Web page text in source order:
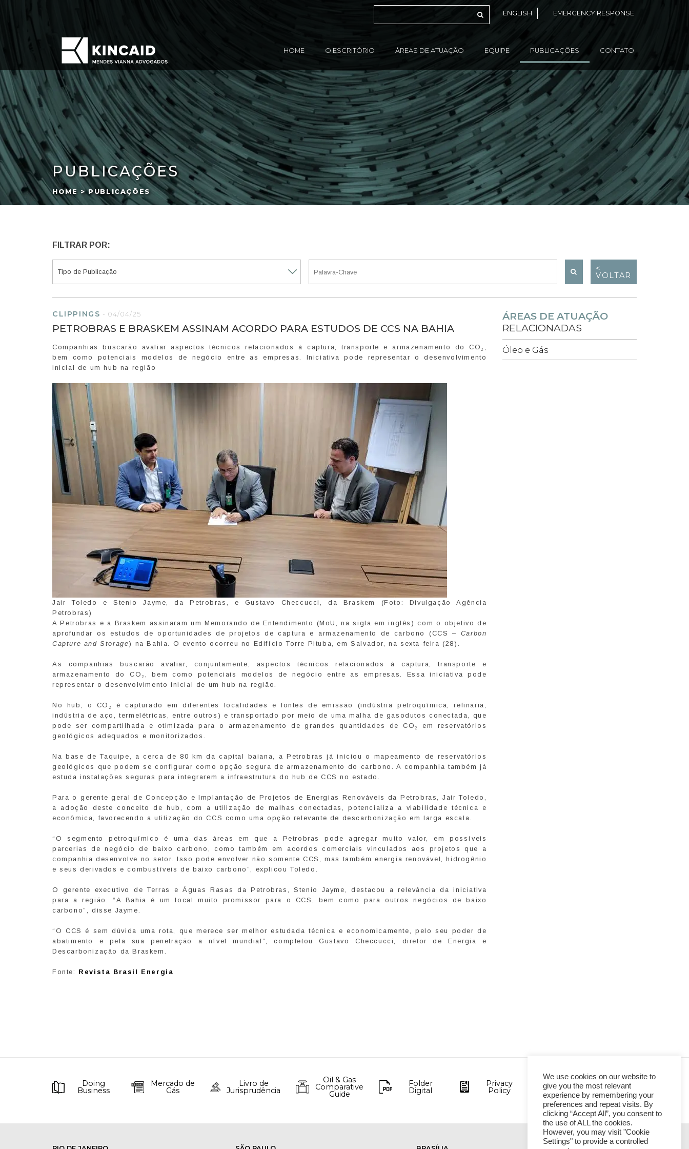
ENGLISH EMERGENCY RESPONSE
HOME O ESCRITÓRIO ÁREAS DE ATUAÇÃO EQUIPE PUBLICAÇÕES CONTATO
PUBLICAÇÕES
HOME > PUBLICAÇÕES
FILTRAR POR:
<
VOLTAR
CLIPPINGS -04/04/25
PETROBRAS E BRASKEM ASSINAM ACORDO PARA ESTUDOS DE CCS NA BAHIA
Companhias buscarão avaliar aspectos técnicos relacionados à captura, transporte e armazenamento do CO₂,
bem como potenciais modelos de negócio entre as empresas. Iniciativa pode representar o desenvolvimento
inicial de um hub na região
Jair Toledo e Stenio Jayme, da Petrobras, e Gustavo Checcucci, da Braskem (Foto: Divulgação Agência
Petrobras)
A Petrobras e a Braskem assinaram um Memorando de Entendimento (MoU, na sigla em inglês) com o objetivo de
aprofundar os estudos de oportunidades de projetos de captura e armazenamento de carbono (CCS – Carbon
Capture and Storage) na Bahia. O evento ocorreu no Edifício Torre Pituba, em Salvador, na sexta-feira (28).
As companhias buscarão avaliar, conjuntamente, aspectos técnicos relacionados à captura, transporte e
armazenamento do CO₂, bem como potenciais modelos de negócio entre as empresas. Essa iniciativa pode
representar o desenvolvimento inicial de um hub na região.
No hub, o CO₂ é capturado em diferentes localidades e fontes de emissão (indústria petroquímica, refinaria,
indústria de aço, termelétricas, entre outros) e transportado por meio de uma malha de gasodutos conectada, que
pode ser compartilhada e otimizada para o armazenamento de grandes quantidades de CO₂ em reservatórios
geológicos adequados e monitorizados.
Na base de Taquipe, a cerca de 80 km da capital baiana, a Petrobras já iniciou o mapeamento de reservatórios
geológicos que podem se configurar como opção segura de armazenamento do carbono. A companhia também já
estuda instalações seguras para integrarem a infraestrutura do hub de CCS no estado.
Para o gerente geral de Concepção e Implantação de Projetos de Energias Renováveis da Petrobras, Jair Toledo,
a adoção deste conceito de hub, com a utilização de malhas conectadas, potencializa a viabilidade técnica e
econômica, favorecendo a utilização do CCS como uma opção relevante de descarbonização em larga escala.
“O segmento petroquímico é uma das áreas em que a Petrobras pode agregar muito valor, em possíveis
parcerias de negócio de baixo carbono, como também em acordos comerciais vinculados aos projetos que a
companhia desenvolve no setor. Isso pode envolver não somente CCS, mas também energia renovável, hidrogênio
e seus derivados e combustíveis de baixo carbono”, explicou Toledo.
O gerente executivo de Terras e Águas Rasas da Petrobras, Stenio Jayme, destacou a relevância da iniciativa
para a região. “A Bahia é um local muito promissor para o CCS, bem como para outros negócios de baixo
carbono”, disse Jayme.
“O CCS é sem dúvida uma rota, que merece ser melhor estudada técnica e economicamente, pelo seu poder de
abatimento e pela sua penetração a nível mundial”, completou Gustavo Checcucci, diretor de Energia e
Descarbonização da Braskem.
Fonte: Revista Brasil Energia
ÁREAS DE ATUAÇÃO
RELACIONADAS
Óleo e Gás
Doing
Business
Mercado de
Gás
Livro de
Jurisprudência
Oil & Gas
Comparative
Guide
Folder
Digital
Privacy
Policy
We use cookies on our website to
give you the most relevant
experience by remembering your
preferences and repeat visits. By
clicking “Accept All”, you consent to
the use of ALL the cookies.
However, you may visit "Cookie
Settings" to provide a controlled